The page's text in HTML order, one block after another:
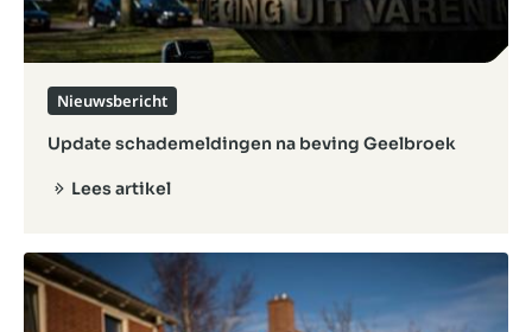
Update schademeldingen na beving Geelbroek
Nieuwsbericht
Lees artikel